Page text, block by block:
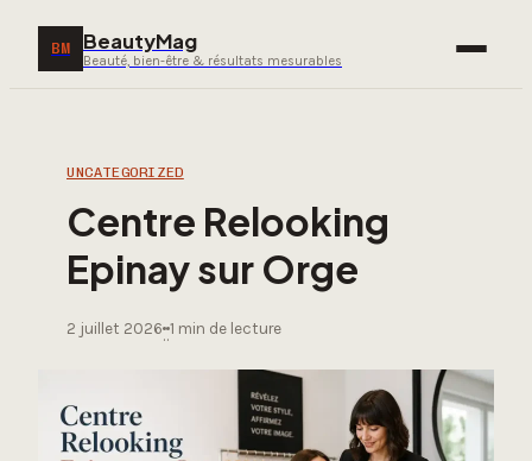
BM BeautyMag
Beauté, bien-être & résultats mesurables
UNCATEGORIZED
Centre Relooking
Epinay sur Orge
2 juillet 2026
··
1 min de lecture